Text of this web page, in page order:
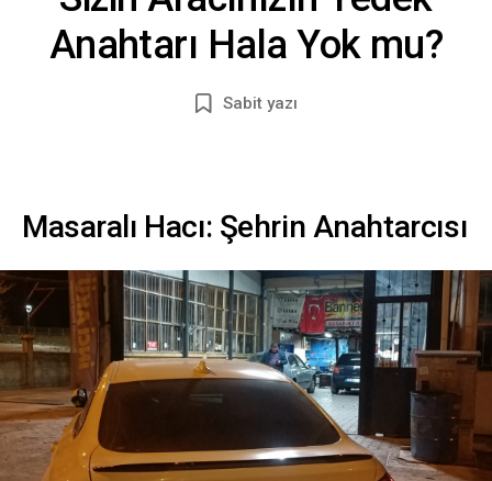
Anahtarı Hala Yok mu?
Sabit yazı
Masaralı Hacı: Şehrin Anahtarcısı